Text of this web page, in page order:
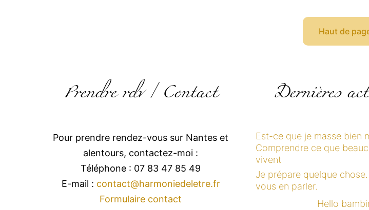
Haut de
Prendre rdv / Contact
Pour prendre rendez-vous sur Nantes et
alentours, contactez-moi :
Téléphone : 07 83 47 85 49
E-mail : contact@harmoniedeletre.fr
Formulaire contact
Dernières
Est-ce que je masse bien
Comprendre ce que
vivent
Je prépare quelque
vous en parler.
Hello